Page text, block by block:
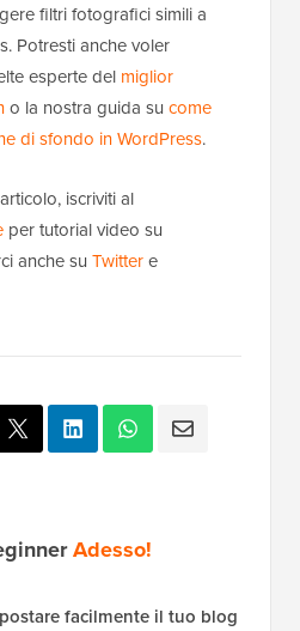
filtri fotografici simili a
Potresti anche voler
esperte del miglior
o la nostra guida su come
di sfondo in WordPress.
iscriviti al
per tutorial video su
anche su Twittere
Adesso!
facilmente il tuo blog